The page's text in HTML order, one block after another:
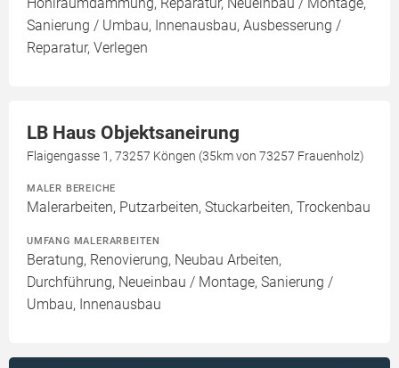
Sanierung / Umbau, Innenausbau, Ausbesserung /
Reparatur, Verlegen
LB Haus Objektsaneirung
Flaigengasse 1, 73257 Köngen (35km von 73257 Frauenholz)
MALER BEREICHE
Malerarbeiten, Putzarbeiten, Stuckarbeiten, Trockenbau
UMFANG MALERARBEITEN
Beratung, Renovierung, Neubau Arbeiten,
Durchführung, Neueinbau / Montage, Sanierung /
Umbau, Innenausbau